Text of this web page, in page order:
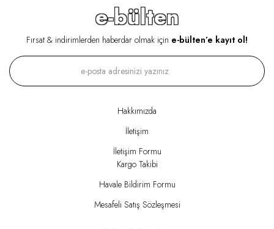
e-bülten
Fırsat & indirimlerden haberdar olmak için e-bülten’e kayıt ol!
Hakkımızda
İletişim
İletişim Formu
Kargo Takibi
Havale Bildirim Formu
Mesafeli Satış Sözleşmesi